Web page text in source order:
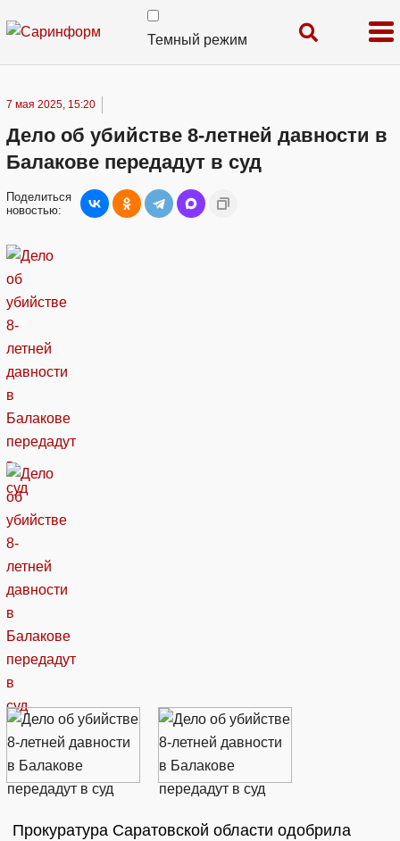
Темный режим
7 мая 2025, 15:20
Дело об убийстве 8-летней давности в
Балакове передадут в суд
Поделиться
новостью:
Прокуратура Саратовской области одобрила